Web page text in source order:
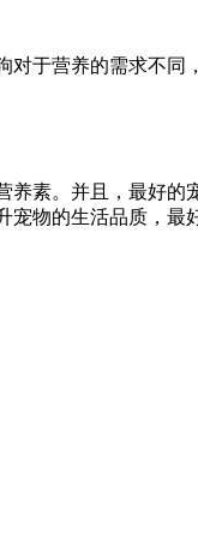
于营养的需求不
素。并且，最好
物的生活品质，